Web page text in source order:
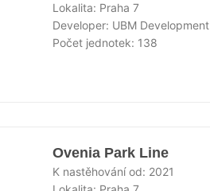
Lokalita: Praha 7
Developer: UBM Development
Počet jednotek: 138
Ovenia Park Line
K nastěhování od: 2021